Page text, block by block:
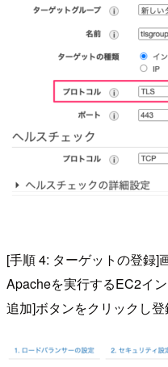
[手順 4: ターゲットの登録]
Apacheを実行するEC2イ
追加]ボタンをクリックし登